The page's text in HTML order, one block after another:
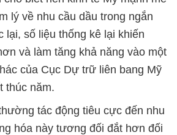
lý về nhu cầu dầu trong ngắn
lại, số liệu thống kê lại khiến
và làm tăng khả năng vào một
của Cục Dự trữ liên bang Mỹ
thúc năm.
tác động tiêu cực đến nhu
hóa này tương đối đắt hơn đối